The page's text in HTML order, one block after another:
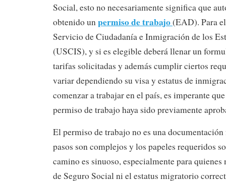
Social, esto no necesariamente significa que
obtenido unpermiso de trabajo(EAD). Para
Servicio de Ciudadanía e Inmigración de los
(USCIS), y si es elegible deberá llenar un
tarifas solicitadas y además cumplir ciertos
variar dependiendo su visa y estatus de
comenzar a trabajar en el país, es imperante
permiso de trabajo haya sido previamente
El permiso de trabajo no es una
pasos son complejos y los papeles requeridos
camino es sinuoso, especialmente para
de Seguro Social ni el estatus migratorio